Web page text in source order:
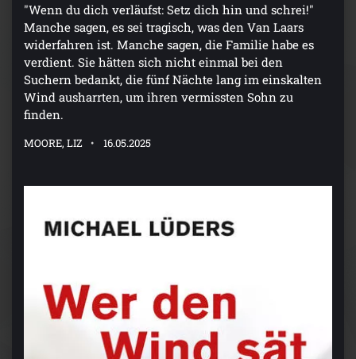
"Wenn du dich verläufst: Setz dich hin und schrei!"
Manche sagen, es sei tragisch, was den Van Laars
widerfahren ist. Manche sagen, die Familie habe es
verdient. Sie hätten sich nicht einmal bei den
Suchern bedankt, die fünf Nächte lang im einskalten
Wind ausharrten, um ihren vermissten Sohn zu
finden.
MOORE, LIZ 16.05.2025